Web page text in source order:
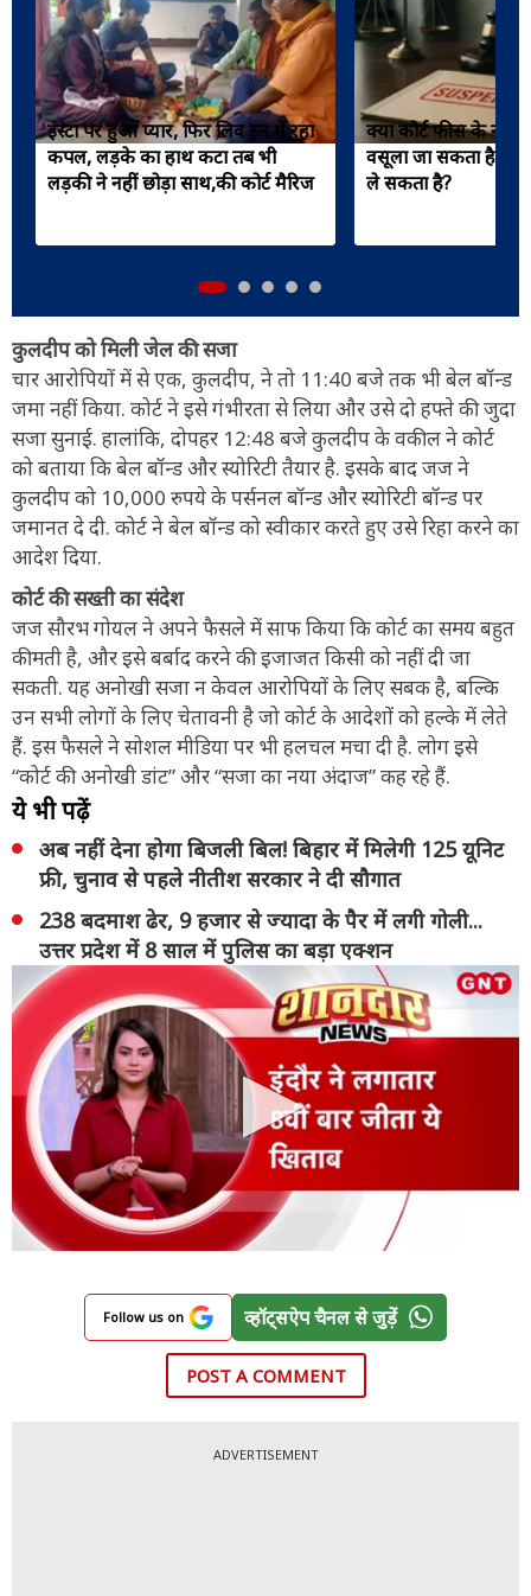
इंस्टा पर हुआ प्यार, फिर लिव इन में रहा
कपल, लड़के का हाथ कटा तब भी
लड़की ने नहीं छोड़ा साथ,की कोर्ट मैरिज
क्या कोर्ट फीस के नाम
वसूला जा सकता है?
ले सकता है?
कुलदीप को मिली जेल की सजा
चार आरोपियों में से एक, कुलदीप, ने तो 11:40 बजे तक भी बेल बॉन्ड
जमा नहीं किया. कोर्ट ने इसे गंभीरता से लिया और उसे दो हफ्ते की जुदा
सजा सुनाई. हालांकि, दोपहर 12:48 बजे कुलदीप के वकील ने कोर्ट
को बताया कि बेल बॉन्ड और स्योरिटी तैयार है. इसके बाद जज ने
कुलदीप को 10,000 रुपये के पर्सनल बॉन्ड और स्योरिटी बॉन्ड पर
जमानत दे दी. कोर्ट ने बेल बॉन्ड को स्वीकार करते हुए उसे रिहा करने का
आदेश दिया.
कोर्ट की सख्ती का संदेश
जज सौरभ गोयल ने अपने फैसले में साफ किया कि कोर्ट का समय बहुत
कीमती है, और इसे बर्बाद करने की इजाजत किसी को नहीं दी जा
सकती. यह अनोखी सजा न केवल आरोपियों के लिए सबक है, बल्कि
उन सभी लोगों के लिए चेतावनी है जो कोर्ट के आदेशों को हल्के में लेते
हैं. इस फैसले ने सोशल मीडिया पर भी हलचल मचा दी है. लोग इसे
“कोर्ट की अनोखी डांट” और “सजा का नया अंदाज” कह रहे हैं.
ये भी पढ़ें
अब नहीं देना होगा बिजली बिल! बिहार में मिलेगी 125 यूनिट
फ्री, चुनाव से पहले नीतीश सरकार ने दी सौगात
238 बदमाश ढेर, 9 हजार से ज्यादा के पैर में लगी गोली...
उत्तर प्रदेश में 8 साल में पुलिस का बड़ा एक्शन
Follow us on व्हॉट्सऐप चैनल से जुड़ें
POST A COMMENT
ADVERTISEMENT